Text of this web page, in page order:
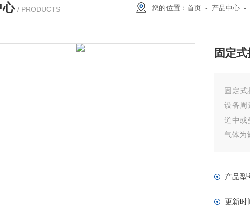
心 / PRODUCTS 您的位置：首页 - 产品中心
固定
固定式
设备周
道中或
气体为
产品型
更新时